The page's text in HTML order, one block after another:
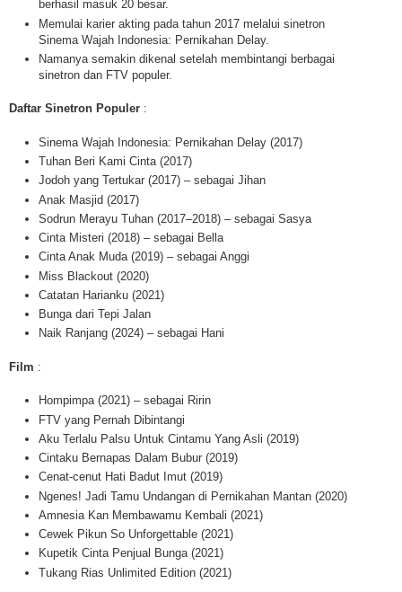
berhasil masuk 20 besar.
Memulai karier akting pada tahun 2017 melalui sinetron
Sinema Wajah Indonesia: Pernikahan Delay.
Namanya semakin dikenal setelah membintangi berbagai
sinetron dan FTV populer.
Daftar Sinetron Populer :
Sinema Wajah Indonesia: Pernikahan Delay (2017)
Tuhan Beri Kami Cinta (2017)
Jodoh yang Tertukar (2017) – sebagai Jihan
Anak Masjid (2017)
Sodrun Merayu Tuhan (2017–2018) – sebagai Sasya
Cinta Misteri (2018) – sebagai Bella
Cinta Anak Muda (2019) – sebagai Anggi
Miss Blackout (2020)
Catatan Harianku (2021)
Bunga dari Tepi Jalan
Naik Ranjang (2024) – sebagai Hani
Film :
Hompimpa (2021) – sebagai Ririn
FTV yang Pernah Dibintangi
Aku Terlalu Palsu Untuk Cintamu Yang Asli (2019)
Cintaku Bernapas Dalam Bubur (2019)
Cenat-cenut Hati Badut Imut (2019)
Ngenes! Jadi Tamu Undangan di Pernikahan Mantan (2020)
Amnesia Kan Membawamu Kembali (2021)
Cewek Pikun So Unforgettable (2021)
Kupetik Cinta Penjual Bunga (2021)
Tukang Rias Unlimited Edition (2021)